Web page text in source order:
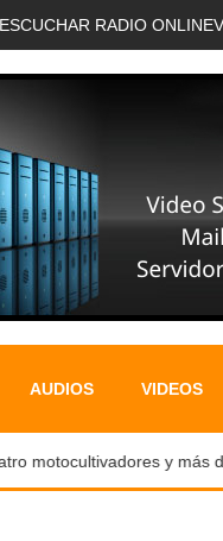
ESCUCHAR RADIO ONLINE
AUDIOS VIDEOS
motocultivadores y más de